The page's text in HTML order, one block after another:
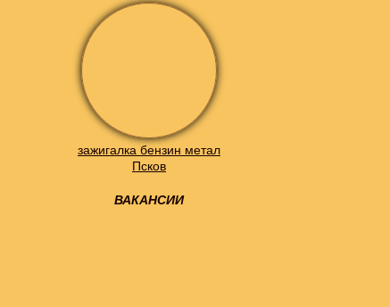
зажигалка бензин метал
Псков
ВАКАНСИИ